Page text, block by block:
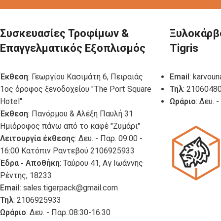
Συσκευασίες Τροφίμων &
Επαγγελματικός Εξοπλισμός
Έκθεση: Γεωργίου Κασιμάτη 6, Πειραιάς
1ος όροφος ξενοδοχείου "The Port Square
Hotel"
Έκθεση: Πανόρμου & Αλέξη Παυλή 31
Ημιόροφος πάνω από το καφέ "Ζυμάρι"
Λειτουργία έκθεσης: Δευ. - Παρ. 09:00 -
16:00 Κατόπιν Ραντεβού 2106925933
Έδρα - Αποθήκη: Ταύρου 41, Αγ Ιωάννης
Ρέντης, 18233
Email: sales.tigerpack@gmail.com
Τηλ: 2106925933
Ωράριο: Δευ. - Παρ.:08:30-16:30
Tigris
Email:
Τηλ:
Ωράριο: Δευ.